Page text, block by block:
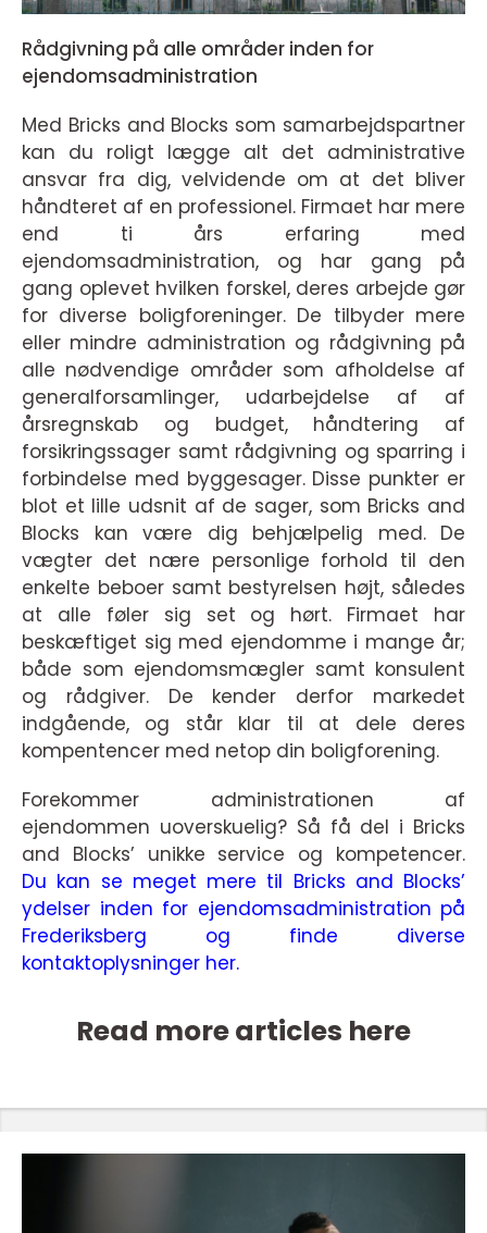
Rådgivning på alle områder inden for
ejendomsadministration
Med Bricks and Blocks som samarbejdspartner
kan du roligt lægge alt det administrative
ansvar fra dig, velvidende om at det bliver
håndteret af en professionel. Firmaet har mere
end ti års erfaring med
ejendomsadministration, og har gang på
gang oplevet hvilken forskel, deres arbejde gør
for diverse boligforeninger. De tilbyder mere
eller mindre administration og rådgivning på
alle nødvendige områder som afholdelse af
generalforsamlinger, udarbejdelse af af
årsregnskab og budget, håndtering af
forsikringssager samt rådgivning og sparring i
forbindelse med byggesager. Disse punkter er
blot et lille udsnit af de sager, som Bricks and
Blocks kan være dig behjælpelig med. De
vægter det nære personlige forhold til den
enkelte beboer samt bestyrelsen højt, således
at alle føler sig set og hørt. Firmaet har
beskæftiget sig med ejendomme i mange år;
både som ejendomsmægler samt konsulent
og rådgiver. De kender derfor markedet
indgående, og står klar til at dele deres
kompentencer med netop din boligforening.
Forekommer administrationen af
ejendommen uoverskuelig? Så få del i Bricks
and Blocks’ unikke service og kompetencer.
Du kan se meget mere til Bricks and Blocks’
ydelser inden for ejendomsadministration på
Frederiksberg og finde diverse
kontaktoplysninger her.
Read more articles here